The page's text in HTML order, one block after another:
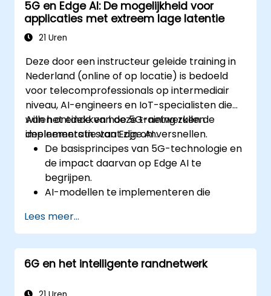
5G en Edge AI: De mogelijkheid voor
applicaties met extreem lage latentie
21 Uren
Deze door een instructeur geleide training in
Nederland (online of op locatie) is bedoeld
voor telecomprofessionals op intermediair
niveau, AI-engineers en IoT-specialisten die
willen ontdekken hoe 5G-netwerken de
implementatie van Edge AI versnellen.
Aan het einde van deze training zullen
deelnemers in staat zijn om:
De basisprincipes van 5G-technologie en
de impact daarvan op Edge AI te
begrijpen.
AI-modellen te implementeren die
lage latentie in een 5G-omgeving.
Real-time besluitvormingssystemen te
ontwikkelen waarbij gebruik wordt
gemaakt van Edge AI en 5G-
Lees meer...
6G en het intelligente randnetwerk